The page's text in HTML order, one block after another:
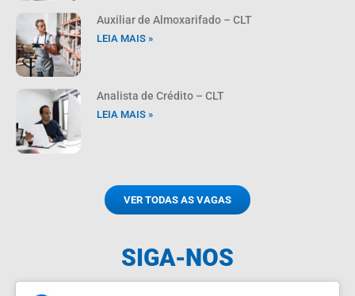
Auxiliar de Almoxarifado – CLT
LEIA MAIS »
Analista de Crédito – CLT
LEIA MAIS »
VER TODAS AS VAGAS
SIGA-NOS